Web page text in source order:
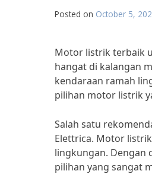
Posted on October 5,
Motor listrik terbaik
hangat di kalangan
kendaraan ramah
pilihan motor listrik
Salah satu
Elettrica. Motor
lingkungan. Dengan
pilihan yang sangat